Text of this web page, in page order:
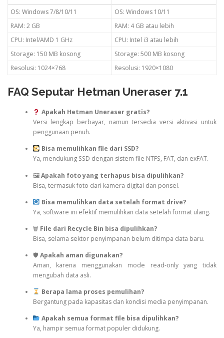
OS: Windows 7/8/10/11
OS: Windows 10/11
RAM: 2 GB
RAM: 4 GB atau lebih
CPU: Intel/AMD 1 GHz
CPU: Intel i3 atau lebih
Storage: 150 MB kosong
Storage: 500 MB kosong
Resolusi: 1024×768
Resolusi: 1920×1080
FAQ Seputar Hetman Uneraser 7.1
Apakah Hetman Uneraser gratis?
Versi lengkap berbayar, namun tersedia versi aktivasi untuk
penggunaan penuh.
Bisa memulihkan file dari SSD?
Ya, mendukung SSD dengan sistem file NTFS, FAT, dan exFAT.
🖼Apakah foto yang terhapus bisa dipulihkan?
Bisa, termasuk foto dari kamera digital dan ponsel.
Bisa memulihkan data setelah format drive?
Ya, software ini efektif memulihkan data setelah format ulang.
🗑 File dari Recycle Bin bisa dipulihkan?
Bisa, selama sektor penyimpanan belum ditimpa data baru.
🛡 Apakah aman digunakan?
Aman, karena menggunakan mode read-only yang tidak
mengubah data asli.
Berapa lama proses pemulihan?
Bergantung pada kapasitas dan kondisi media penyimpanan.
Apakah semua format file bisa dipulihkan?
Ya, hampir semua format populer didukung.